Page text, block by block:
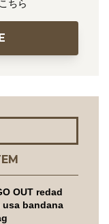
ちら
OUT redad
usa bandana